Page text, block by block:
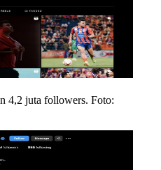
4,2 juta followers. Foto: